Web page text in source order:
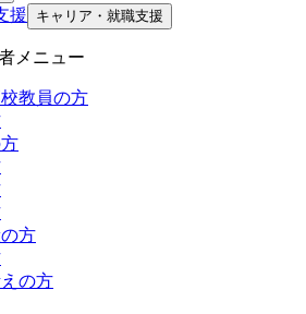
援 キャリア・就職支援
教員の方
方
の方